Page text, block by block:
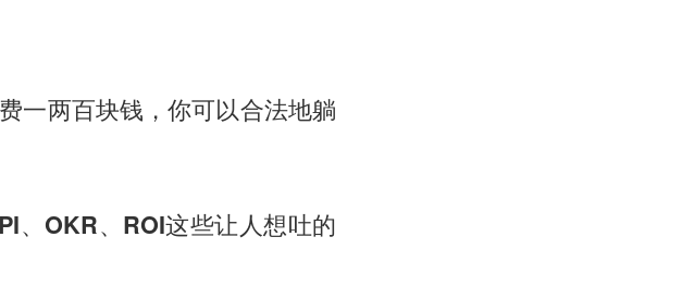
一两百块钱，你可以合法地躺
、OKR、ROI这些让人想吐的